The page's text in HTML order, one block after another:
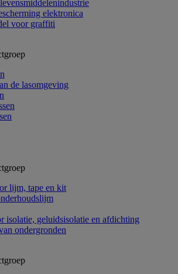
elektronica
voor graffiti
de lasomgeving
lijm, tape en kit
isolatie, geluidsisolatie en afdichting
ondergronden